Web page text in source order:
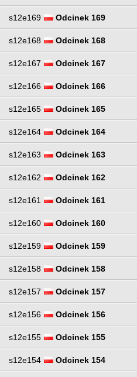
s12e169 Odcinek 169
s12e168 Odcinek 168
s12e167 Odcinek 167
s12e166 Odcinek 166
s12e165 Odcinek 165
s12e164 Odcinek 164
s12e163 Odcinek 163
s12e162 Odcinek 162
s12e161 Odcinek 161
s12e160 Odcinek 160
s12e159 Odcinek 159
s12e158 Odcinek 158
s12e157 Odcinek 157
s12e156 Odcinek 156
s12e155 Odcinek 155
s12e154 Odcinek 154